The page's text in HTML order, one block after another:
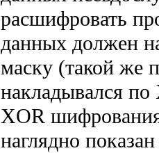
расшифровать
данных должен
маску (такой же
накладывался
XOR
наглядно